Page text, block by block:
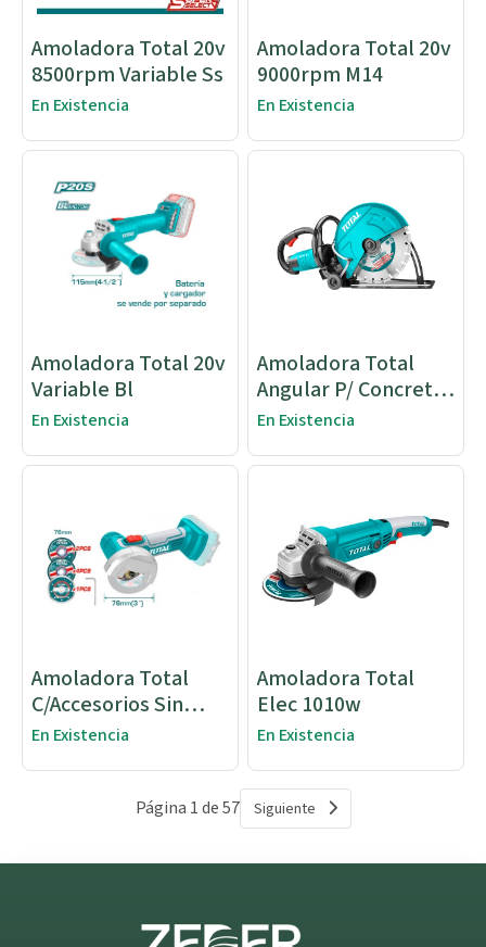
Amoladora Total 20v
8500rpm Variable Ss
En Existencia
Amoladora Total 20v
9000rpm M14
En Existencia
Amoladora Total 20v
Variable Bl
En Existencia
Amoladora Total
Angular P/ Concreto
2800
En Existencia
Amoladora Total
C/Accesorios Sin
Bateria
En Existencia
Amoladora Total
Elec 1010w
En Existencia
Página 1 de 57 Siguiente